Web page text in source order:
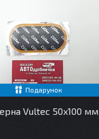
Подарунок
Vultec 50x100 мм